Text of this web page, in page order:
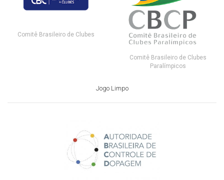
Comitê Brasileiro de Clubes
Comitê Brasileiro de Clubes
Paralímpicos
Jogo Limpo